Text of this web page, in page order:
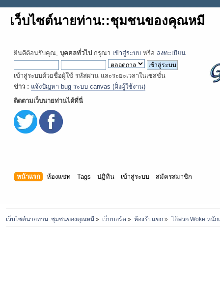
เว็บไซต์นายท่าน::ชุมชนของคุณหมี
ยินดีต้อนรับคุณ, บุคคลทั่วไป กรุณา เข้าสู่ระบบ หรือ ลงทะเบียน
เข้าสู่ระบบด้วยชื่อผู้ใช้ รหัสผ่าน และระยะเวลาในเซสชั่น
ข่าว : แจ้งปัญหา bug ระบบ canvas (ฝั่งผู้ใช้งาน)
ติดตามเว็บนายท่านได้ที่นี่
หน้าแรก ห้องแชท Tags ปฏิทิน เข้าสู่ระบบ สมัครสมาชิก
เว็บไซต์นายท่าน::ชุมชนของคุณหมี » เว็บบอร์ด » ห้องรับแขก » ไอ้พวก Woke หนั